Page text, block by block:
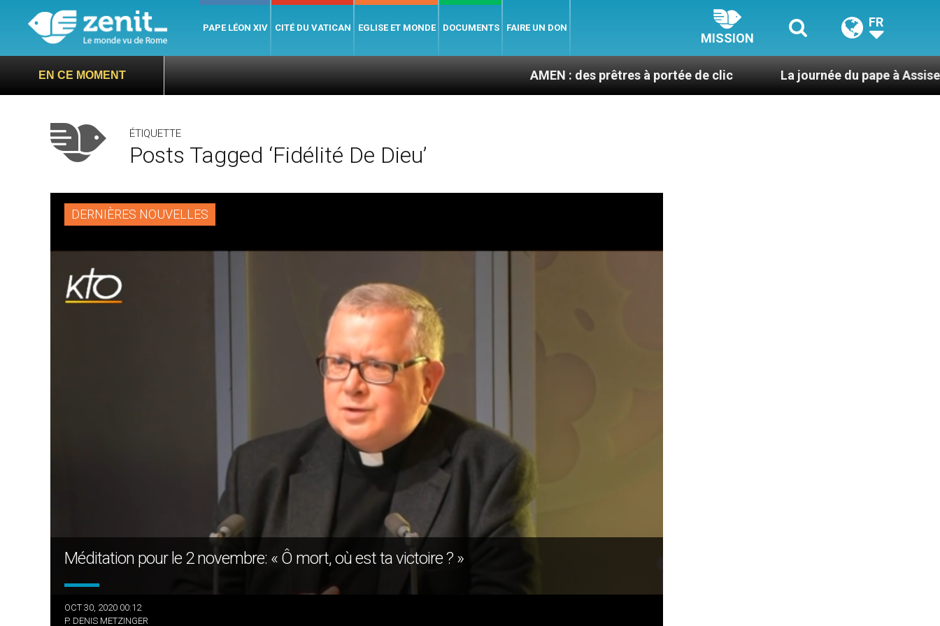
PAPE LÉON XIV CITÉ DU VATICAN EGLISE ET MONDE DOCUMENTS FAIRE UN DON
MISSION
FR
EN CE MOMENT AMEN : des prêtres à portée de clic La journée du pape à Assise : « Allons-y
ÉTIQUETTE
Posts Tagged ‘fidélité De Dieu’
DERNIÈRES NOUVELLES
Méditation pour le 2 novembre: « Ô mort, où est ta victoire ? »
OCT 30, 2020 00:12
P. DENIS METZINGER